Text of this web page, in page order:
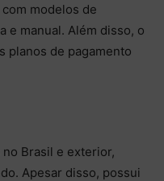
modelos de
e manual. Além disso, o
planos de pagamento
Brasil e exterior,
Apesar disso, possui